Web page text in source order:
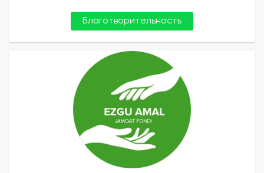
Благотворительность